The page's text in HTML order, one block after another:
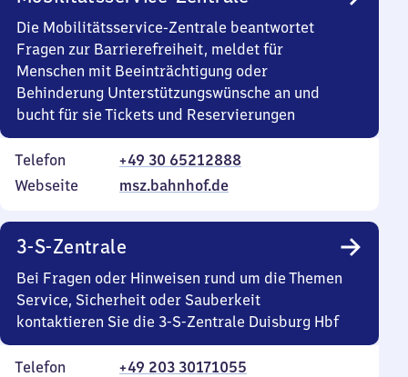
Die Mobilitätsservice-Zentrale beantwortet
Fragen zur Barrierefreiheit, meldet für
Menschen mit Beeinträchtigung oder
Behinderung Unterstützungswünsche an und
bucht für sie Tickets und Reservierungen
Telefon
+49 30 65212888
Webseite
msz.bahnhof.de
3-S-Zentrale
Bei Fragen oder Hinweisen rund um die Themen
Service, Sicherheit oder Sauberkeit
kontaktieren Sie die 3-S-Zentrale Duisburg Hbf
Telefon
+49 203 30171055